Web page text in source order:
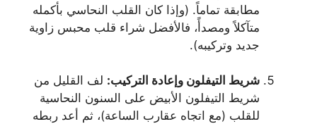
مطابقة تماماً. (وإذا كان القلب النحاسي بأكمله
متآكلاً ومصدأً، فالأفضل شراء قلب محبس زاوية
جديد وتركيبه).
شريط التيفلون وإعادة التركيب: لف القليل من
شريط التيفلون الأبيض على السنون النحاسية
للقلب (مع اتجاه عقارب الساعة)، ثم أعد ربطه